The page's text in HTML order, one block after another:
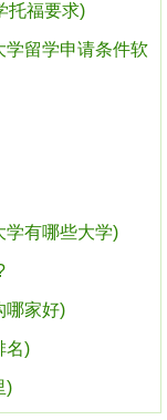
托福要求)
学留学申请条件软
学有哪些大学)
哪家好)
名)
)